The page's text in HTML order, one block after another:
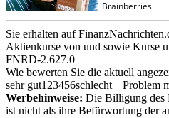
Sie erhalten auf
Aktienkurse von und sowie Kurse
FNRD-2.627.0
Wie bewerten Sie die aktuell
sehr gut1 23456schlecht
Problem
Werbehinweise: Die Billigung des
ist nicht als ihre Befürwortung der